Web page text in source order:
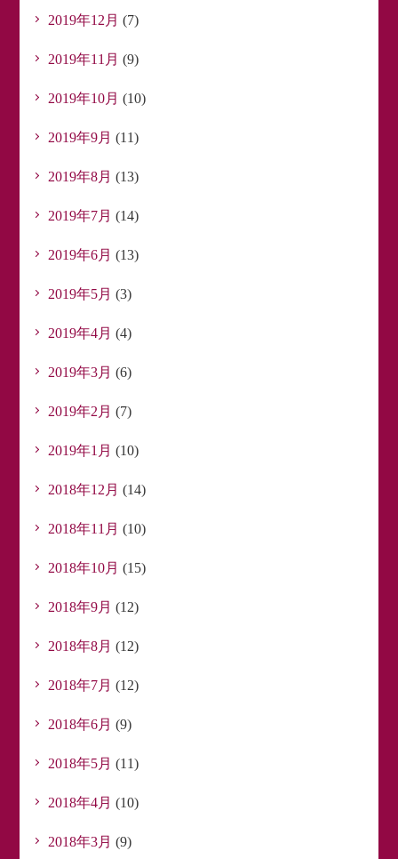
2019年12月 (7)
2019年11月 (9)
2019年10月 (10)
2019年9月 (11)
2019年8月 (13)
2019年7月 (14)
2019年6月 (13)
2019年5月 (3)
2019年4月 (4)
2019年3月 (6)
2019年2月 (7)
2019年1月 (10)
2018年12月 (14)
2018年11月 (10)
2018年10月 (15)
2018年9月 (12)
2018年8月 (12)
2018年7月 (12)
2018年6月 (9)
2018年5月 (11)
2018年4月 (10)
2018年3月 (9)